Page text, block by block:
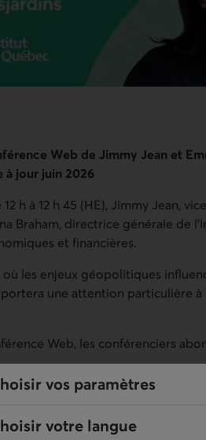
vos paramètres
votre langue
Web de Jimmy Jean et
à jour juin 2026
12 h à 12 h 45 (HE), Jimmy Jean,
Braham, directrice générale de
et financières.
les enjeux géopolitiques
une attention particulière à
Web, les conférenciers
économique actuelle et
récents sur le
les investissements en